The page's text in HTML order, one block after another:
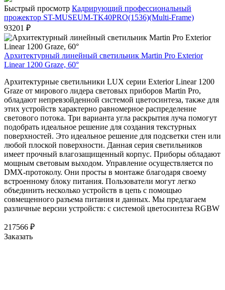
Быстрый просмотр Кадрирующий профессиональный
прожектор ST-MUSEUM-TK40PRO(1536)(Multi-Frame)
93201 ₽
Архитектурный линейный светильник Martin Pro Exterior
Linear 1200 Graze, 60°
Архитектурные светильники LUX серии Exterior Linear 1200
Graze от мирового лидера световых приборов Martin Pro,
обладают непревзойденной системой цветосинтеза, также для
этих устройств характерно равномерное распределение
светового потока. Три варианта угла раскрытия луча помогут
подобрать идеальное решение для создания текстурных
поверхностей. Это идеальное решение для подсветки стен или
любой плоской поверхности. Данная серия светильников
имеет прочный влагозащищенный корпус. Приборы обладают
мощным световым выходом. Управление осуществляется по
DMX-протоколу. Они просты в монтаже благодаря своему
встроенному блоку питания. Пользователи могут легко
объединить несколько устройств в цепь с помощью
совмещенного разъема питания и данных. Мы предлагаем
различные версии устройств: с системой цветосинтеза RGBW
217566 ₽
Заказать